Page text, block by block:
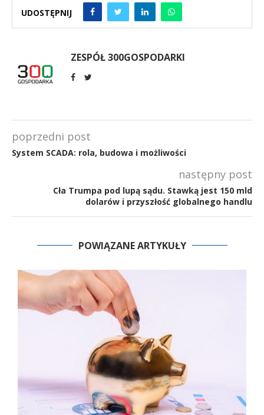
UDOSTĘPNIJ
ZESPÓŁ 300GOSPODARKI
poprzedni post
System SCADA: rola, budowa i możliwości
następny post
Cła Trumpa pod lupą sądu. Stawką jest 150 mld
dolarów i przyszłość globalnego handlu
POWIĄZANE ARTYKUŁY